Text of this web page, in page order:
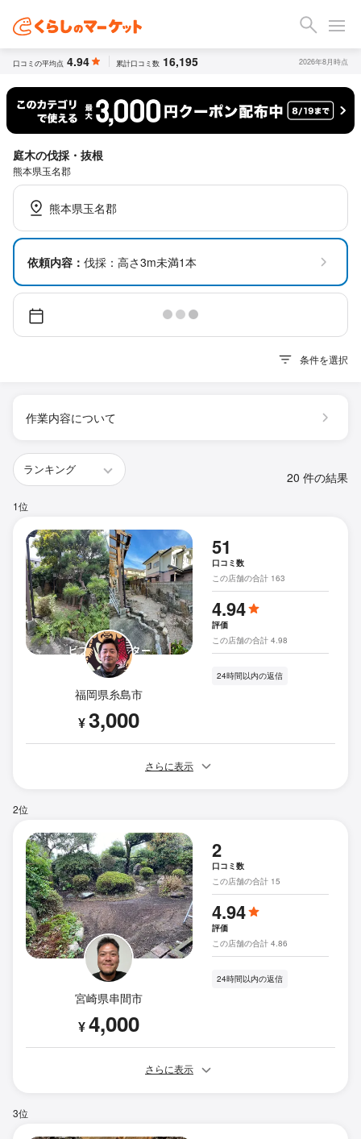
口コミの平均点 4.94 累計口コミ数 16,195 2026年8月時点
庭木の伐採・抜根
熊本県玉名郡
熊本県玉名郡
依頼内容： 伐採：高さ3m未満1本
条件を選択
作業内容について
20 件の結果
1位
福岡県糸島市
¥3,000
51
口コミ数
この店舗の合計 163
4.94
評価
この店舗の合計 4.98
24時間以内の返信
さらに表示
2位
宮崎県串間市
¥4,000
2
口コミ数
この店舗の合計 15
4.94
評価
この店舗の合計 4.86
24時間以内の返信
さらに表示
3位